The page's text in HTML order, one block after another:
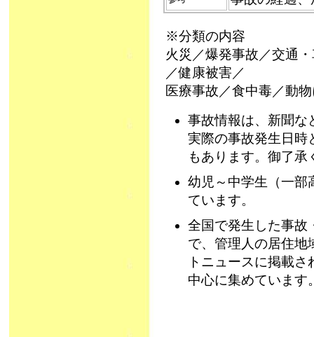
※分類の内容
火災／爆発事故／交通
／健康被害／
医療事故／食中毒／動
事故情報は、新聞な
実際の事故発生日時
もあります。御了承
幼児～中学生（一部
ています。
全国で発生した事故
で、管理人の居住地
トニュースに掲載
中心に集めています